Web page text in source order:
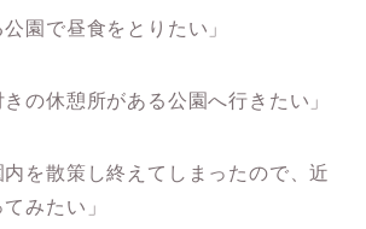
公園で昼食をとりたい」
きの休憩所がある公園へ行きたい」
内を散策し終えてしまったので、近
みたい」